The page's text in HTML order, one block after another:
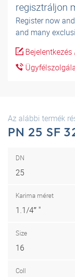
regisztráljon
Register now
and many
Az alábbi termék
PN 25 SF
DN
25
Karima méret
1.1/4″ "
Size
16
Coll